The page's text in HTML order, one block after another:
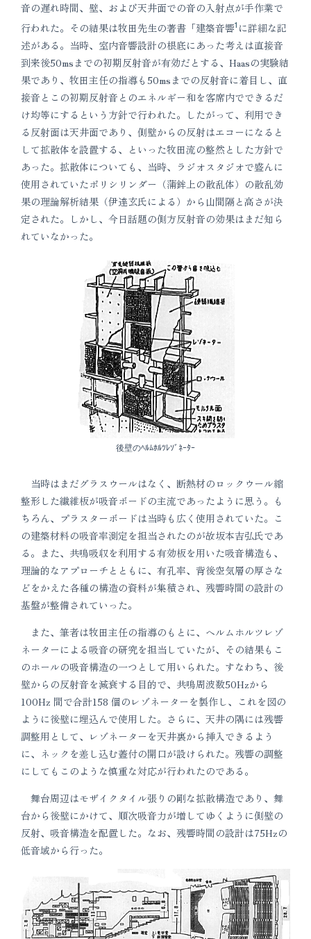
音の遅れ時間、壁、および天井面での音の入射点が手作業で
行われた。その結果は牧田先生の著書「建築音響1 に詳細な記
述がある。当時、室内音響設計の根底にあった考えは直接音
到来後50msまでの初期反射音が有効だとする、Haasの実験結
果であり、牧田主任の指導も50msまでの反射音に着目し、直
接音とこの初期反射音とのエネルギー和を客席内でできるだ
け均等にするという方針で行われた。したがって、利用でき
る反射面は天井面であり、側壁からの反射はエコーになると
して拡散体を設置する、といった牧田流の整然とした方針で
あった。拡散体についても、当時、ラジオスタジオで盛んに
使用されていたポリシリンダー（蒲鉾上の散乱体）の散乱効
果の理論解析結果（伊達玄氏による）から山間隔と高さが決
定された。しかし、今日話題の側方反射音の効果はまだ知ら
れていなかった。
後壁のﾍﾙﾑﾎﾙﾂﾚｿﾞﾈｰﾀｰ
当時はまだグラスウールはなく、断熱材のロックウール縮
整形した繊維板が吸音ボードの主流であったように思う。も
ちろん、プラスターボードは当時も広く使用されていた。こ
の建築材料の吸音率測定を担当されたのが故坂本吉弘氏であ
る。また、共鳴吸収を利用する有効板を用いた吸音構造も、
理論的なアプローチとともに、有孔率、背後空気層の厚さな
どをかえた各種の構造の資料が集積され、残響時間の設計の
基盤が整備されていった。
また、筆者は牧田主任の指導のもとに、ヘルムホルツレゾ
ネーターによる吸音の研究を担当していたが、その結果もこ
のホールの吸音構造の一つとして用いられた。すなわち、後
壁からの反射音を減衰する目的で、共鳴周波数50Hzから
100Hz 間で合計158 個のレゾネーターを製作し、これを図の
ように後壁に埋込んで使用した。さらに、天井の隅には残響
調整用として、レゾネーターを天井裏から挿入できるよう
に、ネックを差し込む蓋付の開口が設けられた。残響の調整
にしてもこのような慎重な対応が行われたのである。
舞台周辺はモザイクタイル張りの剛な拡散構造であり、舞
台から後壁にかけて、順次吸音力が増してゆくように側壁の
反射、吸音構造を配置した。なお、残響時間の設計は75Hzの
低音域から行った。